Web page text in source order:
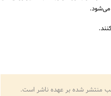
می‌شود.
منتشر شده بر عهده ناشر است.